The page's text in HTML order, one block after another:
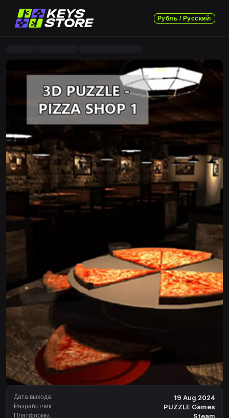
Рубль / Русский
Дата выхода: 19 Aug 2024
Разработчик: PUZZLE Games
Платформы: Steam